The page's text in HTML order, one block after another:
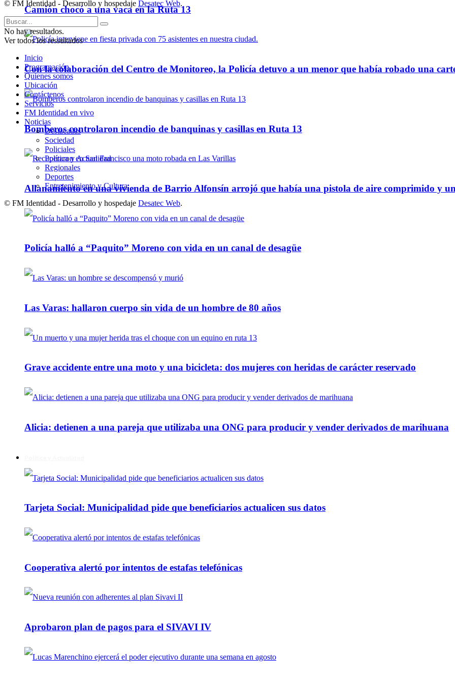
Camión chocó a una vaca en la Ruta 13
Con la colaboración del Centro de Monitoreo, la Policía detuvo a un menor que había robado una
Bomberos controlaron incendio de banquinas y casillas en Ruta 13
Allanamiento en una vivienda de Barrio Alfonsín arrojó que había una pistola de aire comprimido y
Policía halló a “Paquito” Moreno con vida en un canal de desagüe
Las Varas: hallaron cuerpo sin vida de un hombre de 80 años
Grave accidente entre una moto y una bicicleta: dos mujeres con heridas de carácter reservado
Alicia: detienen a una pareja que utilizaba una ONG para producir y vender derivados de marihuana
Tarjeta Social: Municipalidad pide que beneficiarios actualicen sus datos
Cooperativa alertó por intentos de estafas telefónicas
Aprobaron plan de pagos para el SIVAVI IV
© FM Identidad - Desarrollo y hospedaje Desatec Web.
No hay resultados.
Ver todos los ressultados
Inicio
Programación
Quienes somos
Ubicación
Contáctenos
Servicios
FM Identidad en vivo
Noticias
Destacadas
Sociedad
Policiales
Política y Actualidad
Regionales
Deportes
Entretenimiento y Cultura
© FM Identidad - Desarrollo y hospedaje Desatec Web.